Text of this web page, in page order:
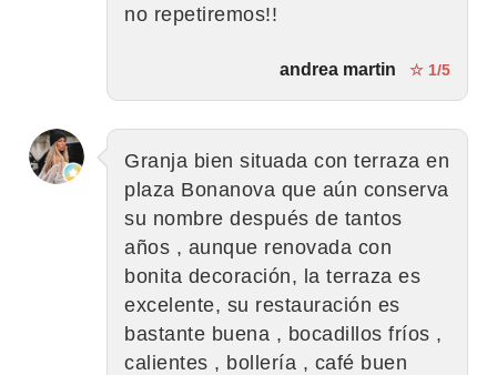
no repetiremos!!
andrea martin ☆ 1/5
Granja bien situada con terraza en
plaza Bonanova que aún conserva
su nombre después de tantos
años , aunque renovada con
bonita decoración, la terraza es
excelente, su restauración es
bastante buena , bocadillos fríos ,
calientes , bollería , café buen